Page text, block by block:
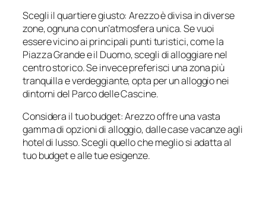
Scegli il quartiere giusto: Arezzo è divisa in diverse
zone, ognuna con un’atmosfera unica. Se vuoi
essere vicino ai principali punti turistici, come la
Piazza Grande e il Duomo, scegli di alloggiare nel
centro storico. Se invece preferisci una zona più
tranquilla e verdeggiante, opta per un alloggio nei
dintorni del Parco delle Cascine.
Considera il tuo budget: Arezzo offre una vasta
gamma di opzioni di alloggio, dalle case vacanze agli
hotel di lusso. Scegli quello che meglio si adatta al
tuo budget e alle tue esigenze.